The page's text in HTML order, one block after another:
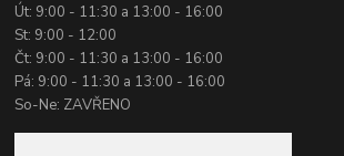
Út: 9:00 - 11:30 a 13:00 - 16:00
St: 9:00 - 12:00
Čt: 9:00 - 11:30 a 13:00 - 16:00
Pá: 9:00 - 11:30 a 13:00 - 16:00
So-Ne: ZAVŘENO